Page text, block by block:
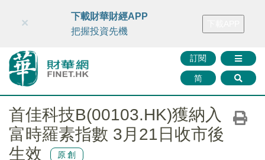
財華智庫網 FINTV FINMETA 財華證券 媒體矩陣
訂閱
简
×
下載財華財經APP
把握投資先機
首佳科技B(00103.HK)獲納入
富時羅素指數 3月21日收市後
生效
原創